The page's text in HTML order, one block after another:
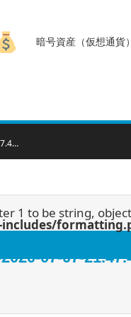
暗号資産（仮想通
1 to be string,
07-07-